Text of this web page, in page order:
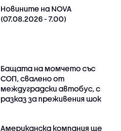
Новините на NOVA
(07.08.2026 - 7.00)
Бащата на момчето със
СОП, свалено от
междуградски автобус, с
разказ за преживения шок
Американска компания ще